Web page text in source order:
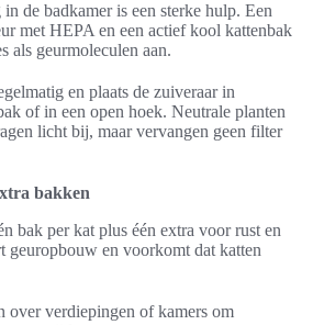
de badkamer is een sterke hulp. Een
met HEPA en een actief kool kattenbak
als geurmoleculen aan.
en plaats de zuiveraar in
of in een open hoek. Neutrale planten
licht bij, maar vervangen geen filter
bakken
bak per kat plus één extra voor rust en
geuropbouw en voorkomt dat katten
over verdiepingen of kamers om